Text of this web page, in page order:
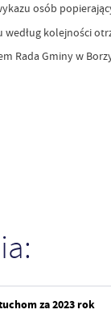
osób
kolejności
Gminy w
za 2023 rok